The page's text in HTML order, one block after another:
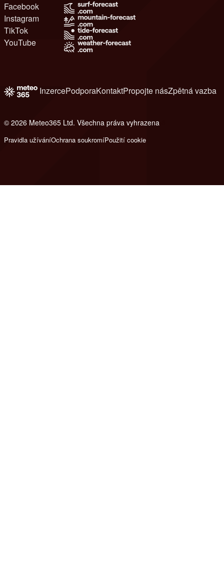
Facebook
Instagram
TikTok
YouTube
InzercePodporaKontaktPropojte násZpětná vazba
© 2026 Meteo365 Ltd. Všechna práva vyhrazena
Pravidla užíváníOchrana soukromíPoužití cookie